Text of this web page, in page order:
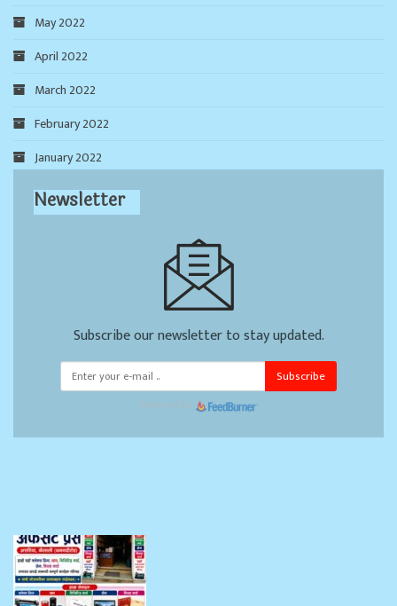
May 2022
April 2022
March 2022
February 2022
January 2022
Newsletter
Subscribe our newsletter to stay updated.
Subscribe